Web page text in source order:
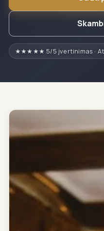
★★★★★ 5/5 įvertinimas ·